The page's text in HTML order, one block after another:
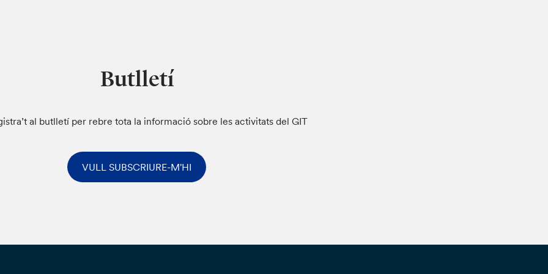
Butlletí
al butlletí per rebre tota la informació sobre les activitats del GIT
VULL SUBSCRIURE-M'HI